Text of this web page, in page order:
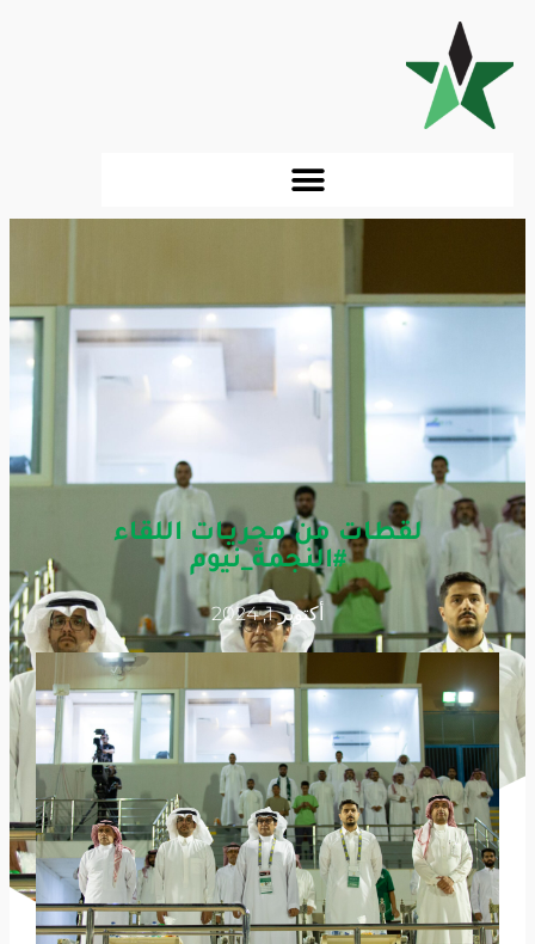
لقطات من مجريـات اللقاء
#النجمة_نيوم
أكتوبر 1, 2024